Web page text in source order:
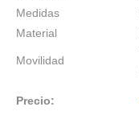
Medidas
Material
Movilidad
Precio: